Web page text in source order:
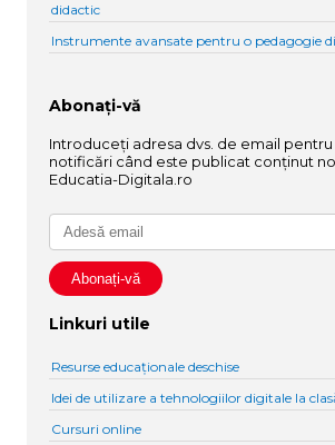
didactic
Instrumente avansate pentru o pedagogie
Abonați-vă
Introduceți adresa dvs. de email
notificări când este publicat conținut
Educatia-Digitala.ro
Linkuri utile
Resurse educaționale deschise
Idei de utilizare a tehnologiilor digitale la
Cursuri online